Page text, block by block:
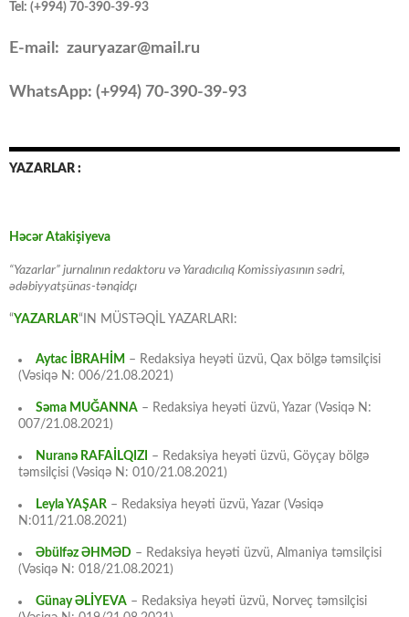
Tel: (+994) 70-390-39-93
E-mail: zauryazar@mail.ru
WhatsApp: (+994) 70-390-39-93
YAZARLAR :
Həcər Atakişiyeva
“Yazarlar” jurnalının redaktoru və Yaradıcılıq Komissiyasının sədri,
ədəbiyyatşünas-tənqidçı
“YAZARLAR“IN MÜSTƏQİL YAZARLARI:
Aytac İBRAHİM – Redaksiya heyəti üzvü, Qax bölgə təmsilçisi
(Vəsiqə N: 006/21.08.2021)
Səma MUĞANNA – Redaksiya heyəti üzvü, Yazar (Vəsiqə N:
007/21.08.2021)
Nuranə RAFAİLQIZI
– Redaksiya heyəti üzvü, Göyçay bölgə
təmsilçisi (Vəsiqə N: 010/21.08.2021)
Leyla YAŞAR – Redaksiya heyəti üzvü, Yazar (Vəsiqə
N:011/21.08.2021)
Əbülfəz ƏHMƏD – Redaksiya heyəti üzvü, Almaniya təmsilçisi
(Vəsiqə N: 018/21.08.2021)
Günay ƏLİYEVA – Redaksiya heyəti üzvü, Norveç təmsilçisi